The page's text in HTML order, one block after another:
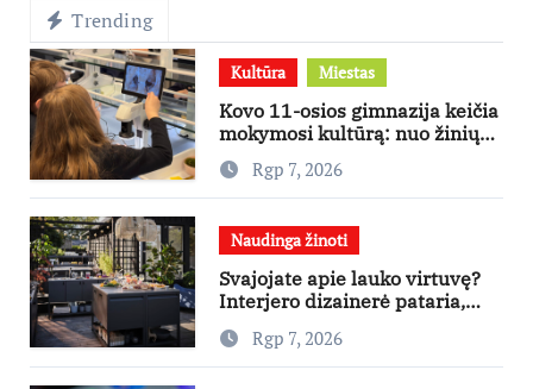
Trending
Kultūra Miestas
Kovo 11-osios gimnazija keičia
mokymosi kultūrą: nuo žinių
kaupimo – prie jų supratimo ir
taikymo
Rgp 7, 2026
Naudinga žinoti
Svajojate apie lauko virtuvę?
Interjero dizainerė pataria,
nuo ko pradėti
Rgp 7, 2026